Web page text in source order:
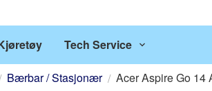
Tech Service
Bærbar / Stasjonær Acer Aspire Go 14